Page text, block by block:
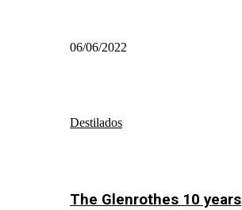
06/06/2022
Destilados
The Glenrothes 10 years